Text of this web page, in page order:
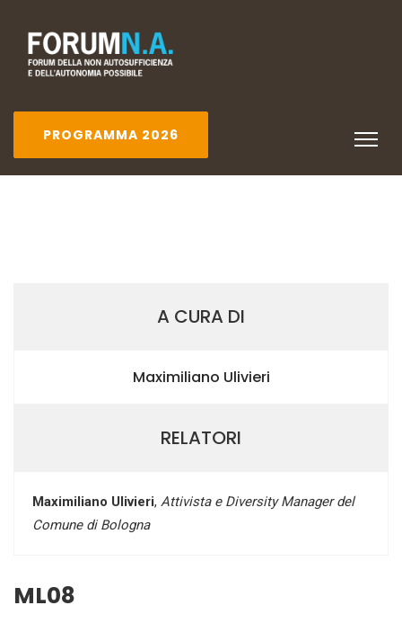
PROGRAMMA 2026
A CURA DI
Maximiliano Ulivieri
RELATORI
Maximiliano Ulivieri, Attivista e Diversity Manager del
Comune di Bologna
ML08